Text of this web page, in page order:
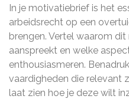
In je motivatiebrief is het
arbeidsrecht op een
brengen. Vertel waarom
aanspreekt en welke
enthousiasmeren.
vaardigheden die relevant
laat zien hoe je deze wilt